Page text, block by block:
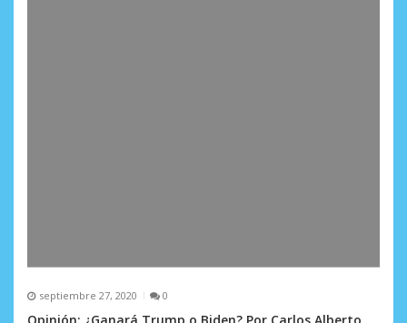
septiembre 27, 2020 0